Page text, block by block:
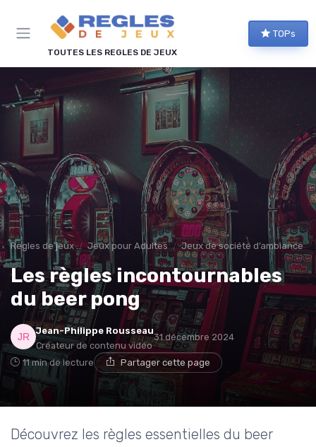
TOUTES LES REGLES DE JEUX
TOPs
Regles de jeux Jeux pour Adultes Jeux de société d’ambiance
Les règles incontournables
du beer pong
Jean-Philippe Rousseau
Créateur de contenu vidéo
31 décembre 2024
11 min de lecture Partager cette page
Découvrez les règles essentielles du beer